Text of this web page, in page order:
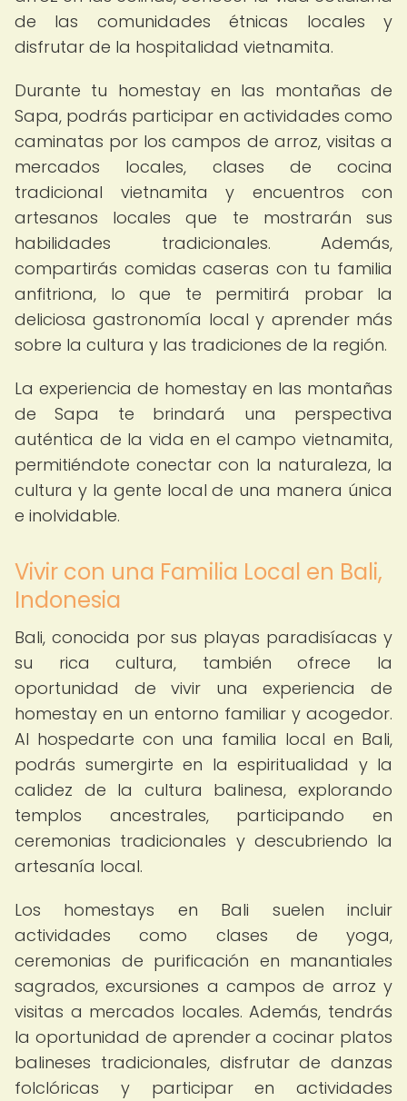
de las comunidades étnicas locales y
disfrutar de la hospitalidad vietnamita.
Durante tu homestay en las montañas de
Sapa, podrás participar en actividades como
caminatas por los campos de arroz, visitas a
mercados locales, clases de cocina
tradicional vietnamita y encuentros con
artesanos locales que te mostrarán sus
habilidades tradicionales. Además,
compartirás comidas caseras con tu familia
anfitriona, lo que te permitirá probar la
deliciosa gastronomía local y aprender más
sobre la cultura y las tradiciones de la región.
La experiencia de homestay en las montañas
de Sapa te brindará una perspectiva
auténtica de la vida en el campo vietnamita,
permitiéndote conectar con la naturaleza, la
cultura y la gente local de una manera única
e inolvidable.
Vivir con una Familia Local en Bali,
Indonesia
Bali, conocida por sus playas paradisíacas y
su rica cultura, también ofrece la
oportunidad de vivir una experiencia de
homestay en un entorno familiar y acogedor.
Al hospedarte con una familia local en Bali,
podrás sumergirte en la espiritualidad y la
calidez de la cultura balinesa, explorando
templos ancestrales, participando en
ceremonias tradicionales y descubriendo la
artesanía local.
Los homestays en Bali suelen incluir
actividades como clases de yoga,
ceremonias de purificación en manantiales
sagrados, excursiones a campos de arroz y
visitas a mercados locales. Además, tendrás
la oportunidad de aprender a cocinar platos
balineses tradicionales, disfrutar de danzas
folclóricas y participar en actividades